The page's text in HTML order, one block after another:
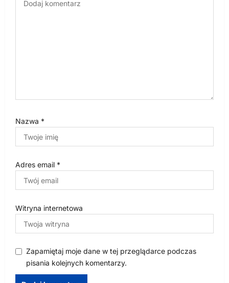
Nazwa *
Adres email *
Witryna internetowa
Zapamiętaj moje dane w tej przeglądarce podczas
pisania kolejnych komentarzy.